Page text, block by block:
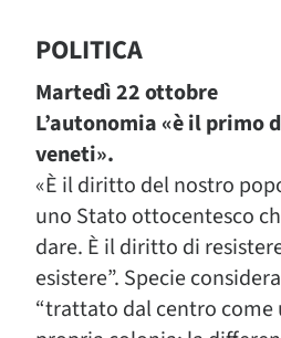
POLITICA
Martedì 22 ottobre
L’autonomia «è il
veneti».
«È il diritto del nostro
uno Stato ottocentesco
dare. È il diritto di
esistere”. Specie
“trattato dal centro come